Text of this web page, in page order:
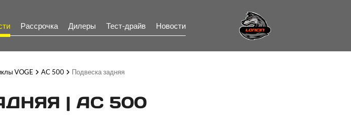
Рассрочка Дилеры Тест-драйв Новости
VOGE AC 500 Подвеска задняя
| AC 500